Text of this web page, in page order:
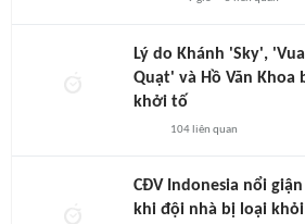
Lý do Khánh 'Sky', 'Vua
Quạt' và Hồ Văn Khoa
khởi tố
104liên quan
CĐV Indonesia nổi giận
khi đội nhà bị loại khỏi